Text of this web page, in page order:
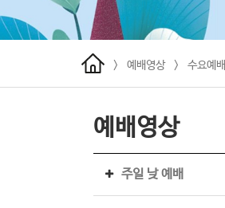
> 예배영상 > 수요예배
예배영상
주일 낮 예배